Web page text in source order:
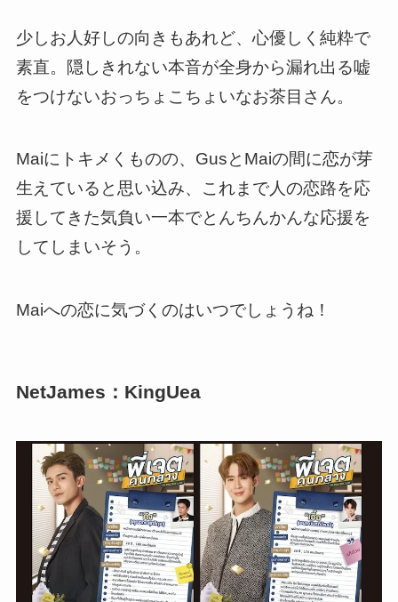
少しお人好しの向きもあれど、心優しく純粋で
素直。隠しきれない本音が全身から漏れ出る嘘
をつけないおっちょこちょいなお茶目さん。
Maiにトキメくものの、GusとMaiの間に恋が芽
生えていると思い込み、これまで人の恋路を応
援してきた気負い一本でとんちんかんな応援を
してしまいそう。
Maiへの恋に気づくのはいつでしょうね！
NetJames：KingUea